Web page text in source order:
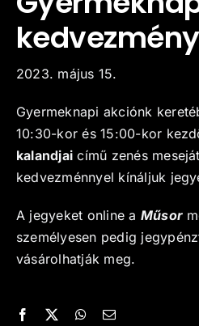
Kapcsolat
kedvezmény
2023. május 15.
Gyermeknapi akciónk
10:30-kor és 15:00-kor
kalandjai című zenés
kedvezménnyel kínáljuk
A jegyeket online a Műsor
személyesen pedig
vásárolhatják meg.